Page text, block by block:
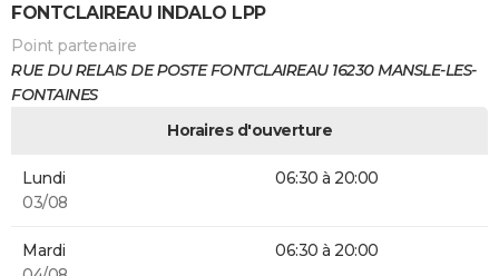
FONTCLAIREAU INDALO LPP
Point partenaire
RUE DU RELAIS DE POSTE FONTCLAIREAU 16230 MANSLE-LES-
FONTAINES
Horaires d'ouverture
Lundi
03/08
06:30 à 20:00
Mardi
06:30 à 20:00